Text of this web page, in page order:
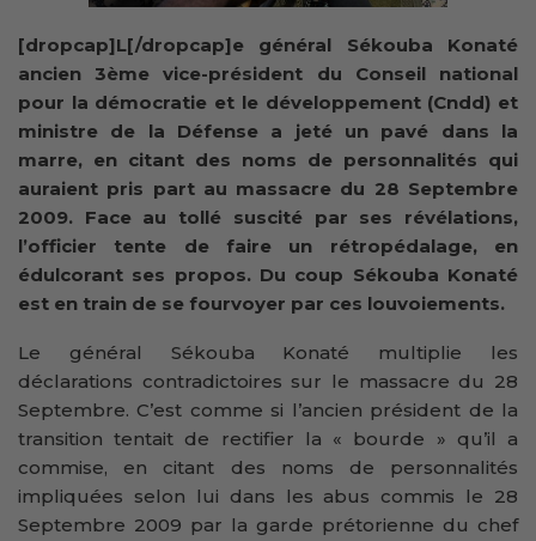
[dropcap]L[/dropcap]e général Sékouba Konaté
ancien 3ème vice-président du Conseil national
pour la démocratie et le développement (Cndd) et
ministre de la Défense a jeté un pavé dans la
marre, en citant des noms de personnalités qui
auraient pris part au massacre du 28 Septembre
2009. Face au tollé suscité par ses révélations,
l’officier tente de faire un rétropédalage, en
édulcorant ses propos. Du coup Sékouba Konaté
est en train de se fourvoyer par ces louvoiements.
Le général Sékouba Konaté multiplie les
déclarations contradictoires sur le massacre du 28
Septembre. C’est comme si l’ancien président de la
transition tentait de rectifier la « bourde » qu’il a
commise, en citant des noms de personnalités
impliquées selon lui dans les abus commis le 28
Septembre 2009 par la garde prétorienne du chef